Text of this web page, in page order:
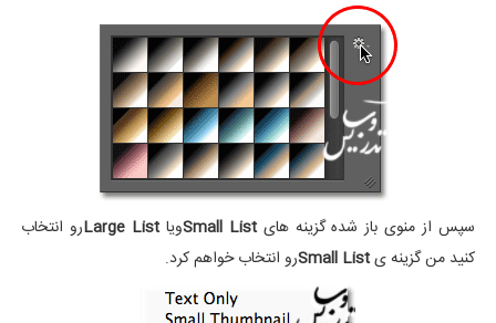
سپس از منوی باز شده گزینه هایSmall ListویاLarge Listرو انتخاب
کنید من گزینه یSmall Listرو انتخاب خواهم کرد.